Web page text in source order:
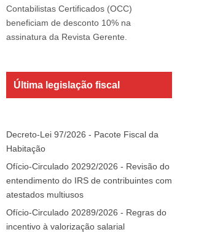
Contabilistas Certificados (OCC)
beneficiam de desconto 10% na
assinatura da Revista Gerente.
Última legislação fiscal
Decreto-Lei 97/2026 - Pacote Fiscal da
Habitação
Ofício-Circulado 20292/2026 - Revisão do
entendimento do IRS de contribuintes com
atestados multiusos
Ofício-Circulado 20289/2026 - Regras do
incentivo à valorização salarial